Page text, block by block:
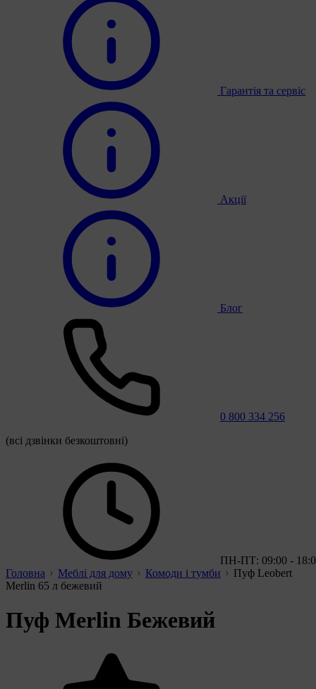
Гарантія та сервіс
Акції
Блог
0 800 334 256
(всі дзвінки безкоштовні)
ПН-ПТ: 09:00 -
Головна
Меблі для дому Комоди і тумби
Пуф Leobert
Merlin 65 л бежевий
Пуф Merlin Бежевий